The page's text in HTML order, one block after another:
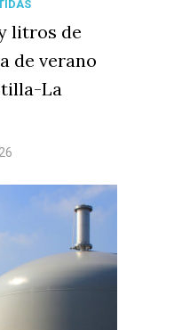
litros de
de verano
La